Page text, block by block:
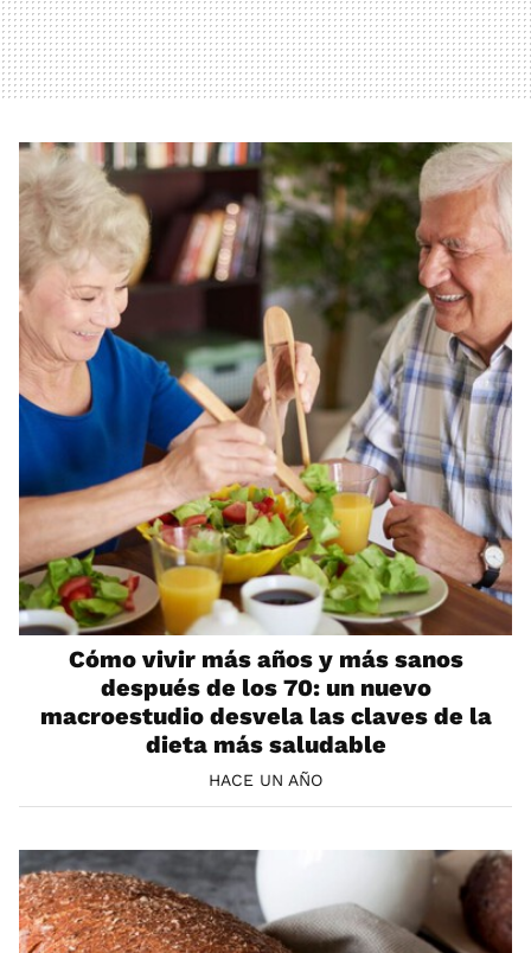
Cómo vivir más años y más sanos
después de los 70: un nuevo
macroestudio desvela las claves de la
dieta más saludable
HACE UN AÑO